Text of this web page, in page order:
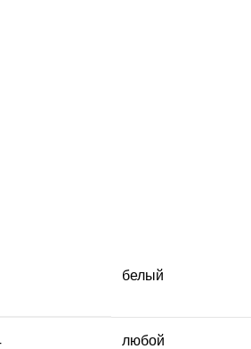
белый
любой